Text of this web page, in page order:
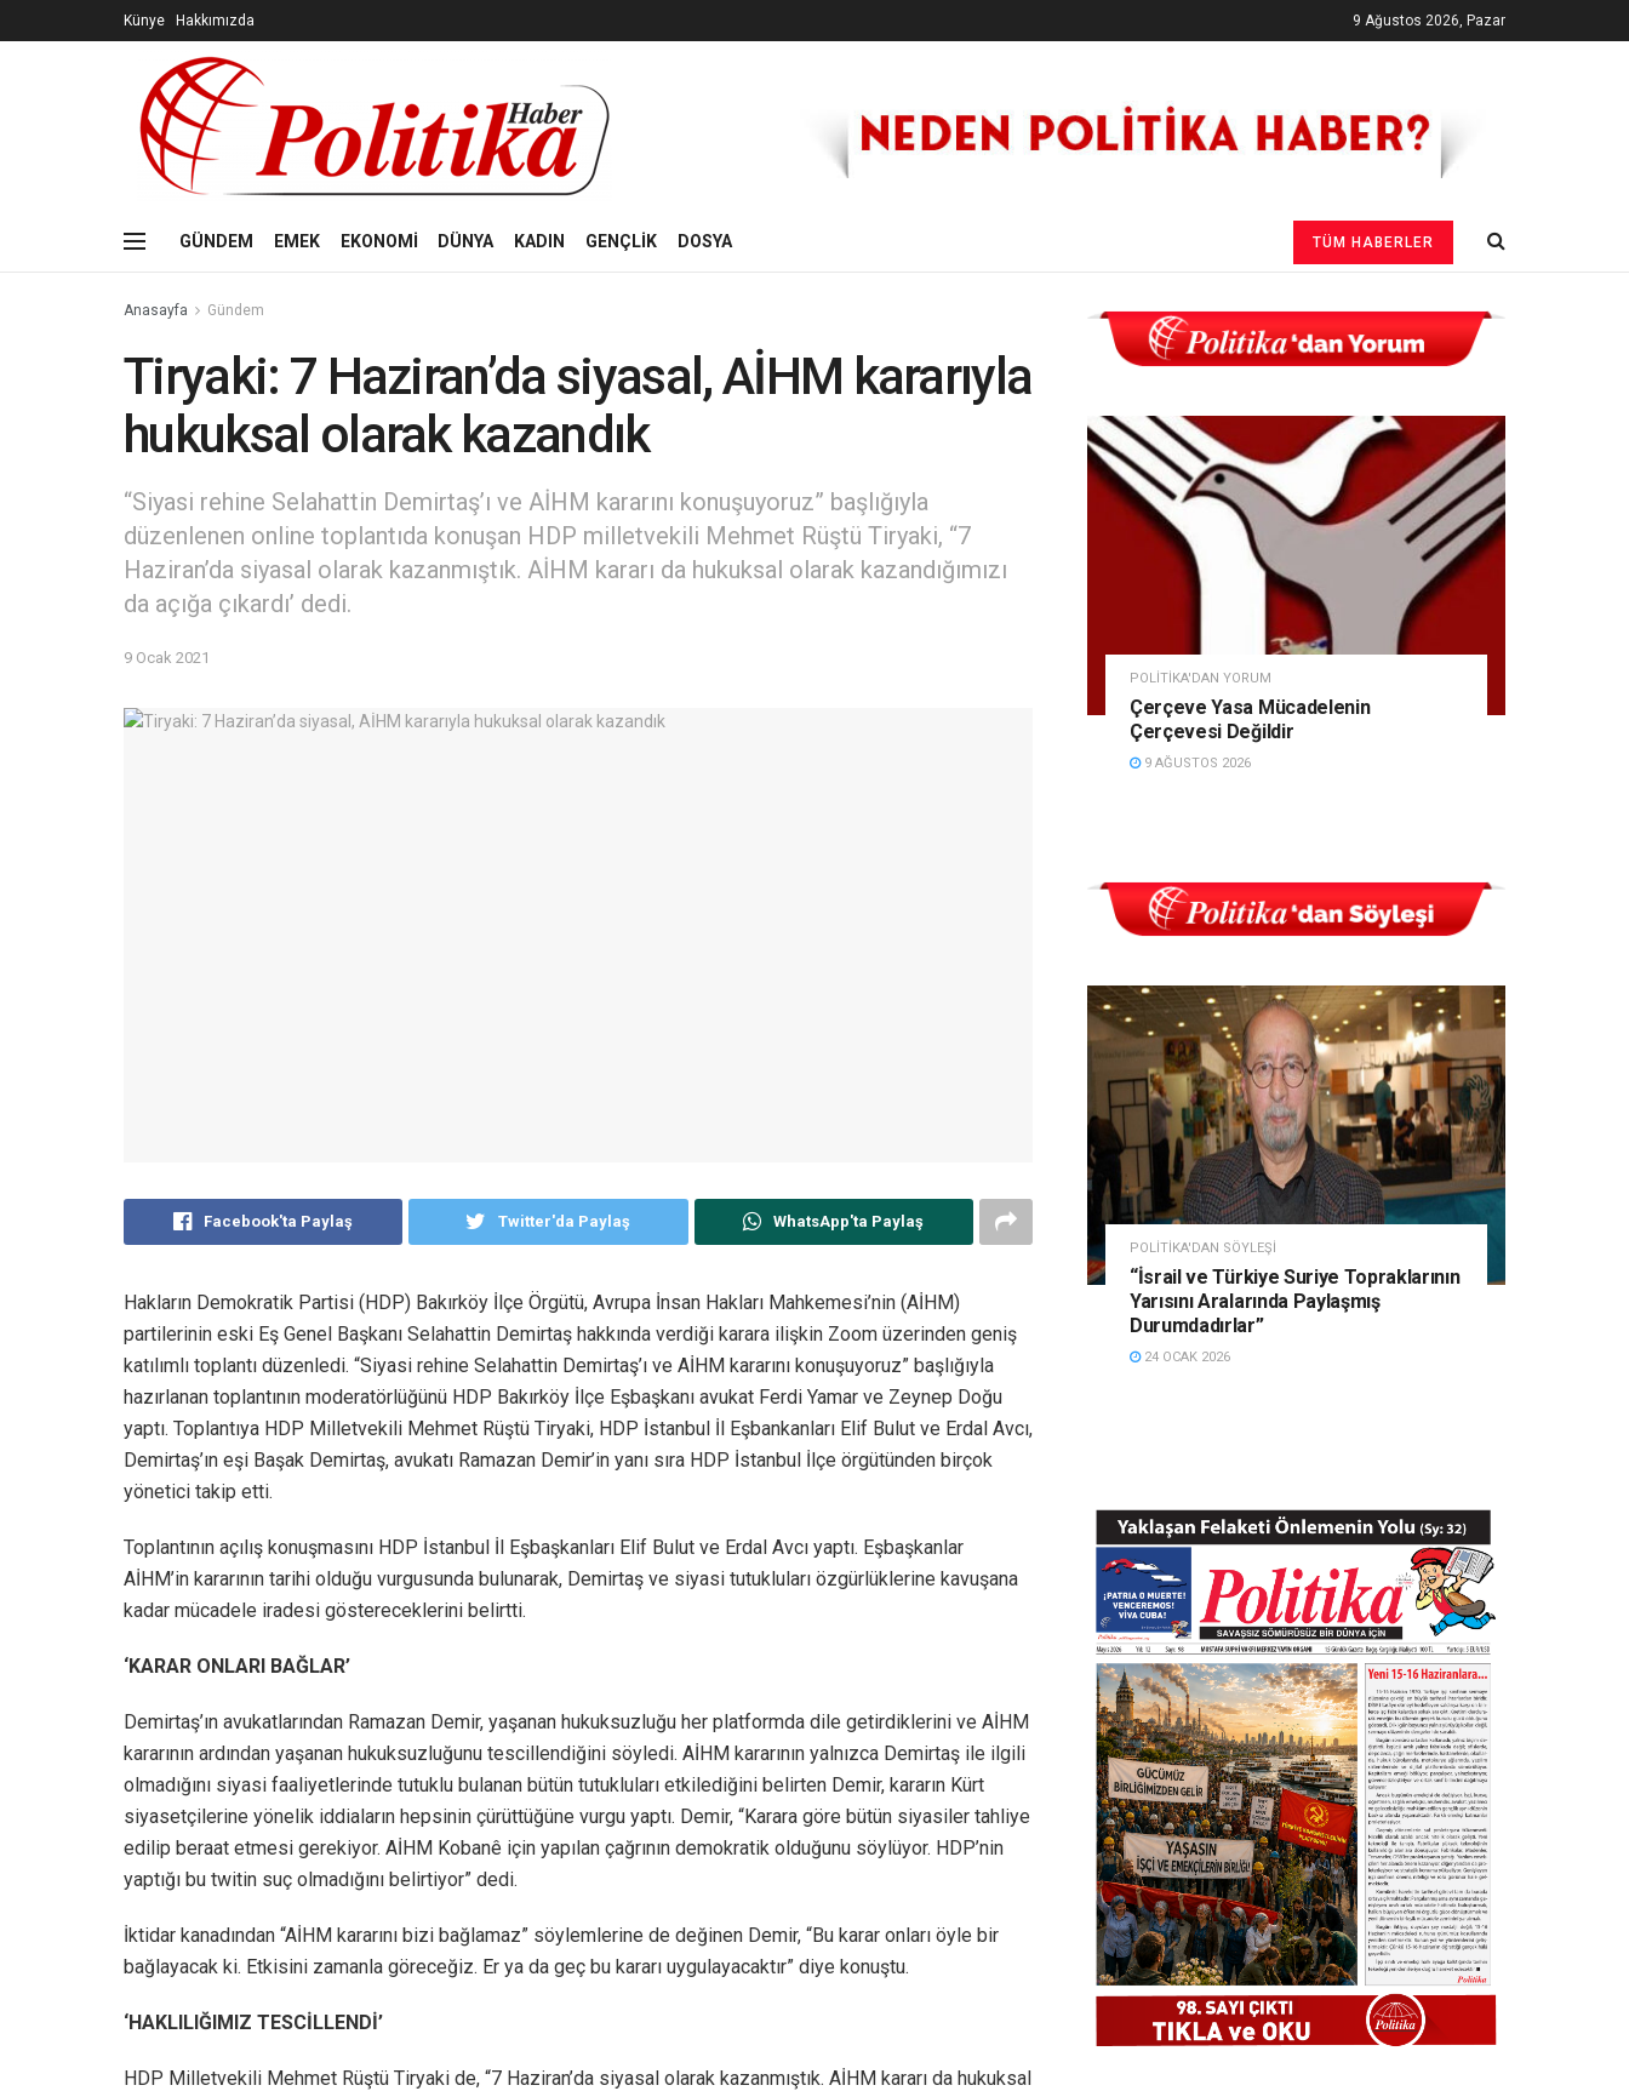
Künye Hakkımızda 9 Ağustos 2026, Pazar
GÜNDEM EMEK EKONOMİ DÜNYA KADIN GENÇLİK DOSYA TÜM HABERLER
Anasayfa Gündem
Tiryaki: 7 Haziran’da siyasal, AİHM kararıyla
hukuksal olarak kazandık
“Siyasi rehine Selahattin Demirtaş’ı ve AİHM kararını konuşuyoruz” başlığıyla
düzenlenen online toplantıda konuşan HDP milletvekili Mehmet Rüştü Tiryaki, “7
Haziran’da siyasal olarak kazanmıştık. AİHM kararı da hukuksal olarak kazandığımızı
da açığa çıkardı’ dedi.
9 Ocak 2021
Facebook'ta Paylaş Twitter'da Paylaş WhatsApp'ta Paylaş
Hakların Demokratik Partisi (HDP) Bakırköy İlçe Örgütü, Avrupa İnsan Hakları Mahkemesi’nin (AİHM)
partilerinin eski Eş Genel Başkanı Selahattin Demirtaş hakkında verdiği karara ilişkin Zoom üzerinden geniş
katılımlı toplantı düzenledi. “Siyasi rehine Selahattin Demirtaş’ı ve AİHM kararını konuşuyoruz” başlığıyla
hazırlanan toplantının moderatörlüğünü HDP Bakırköy İlçe Eşbaşkanı avukat Ferdi Yamar ve Zeynep Doğu
yaptı. Toplantıya HDP Milletvekili Mehmet Rüştü Tiryaki, HDP İstanbul İl Eşbankanları Elif Bulut ve Erdal Avcı,
Demirtaş’ın eşi Başak Demirtaş, avukatı Ramazan Demir’in yanı sıra HDP İstanbul İlçe örgütünden birçok
yönetici takip etti.
Toplantının açılış konuşmasını HDP İstanbul İl Eşbaşkanları Elif Bulut ve Erdal Avcı yaptı. Eşbaşkanlar
AİHM’in kararının tarihi olduğu vurgusunda bulunarak, Demirtaş ve siyasi tutukluları özgürlüklerine kavuşana
kadar mücadele iradesi göstereceklerini belirtti.
‘KARAR ONLARI BAĞLAR’
Demirtaş’ın avukatlarından Ramazan Demir, yaşanan hukuksuzluğu her platformda dile getirdiklerini ve AİHM
kararının ardından yaşanan hukuksuzluğunu tescillendiğini söyledi. AİHM kararının yalnızca Demirtaş ile ilgili
olmadığını siyasi faaliyetlerinde tutuklu bulanan bütün tutukluları etkilediğini belirten Demir, kararın Kürt
siyasetçilerine yönelik iddiaların hepsinin çürüttüğüne vurgu yaptı. Demir, “Karara göre bütün siyasiler tahliye
edilip beraat etmesi gerekiyor. AİHM Kobanê için yapılan çağrının demokratik olduğunu söylüyor. HDP’nin
yaptığı bu twitin suç olmadığını belirtiyor” dedi.
İktidar kanadından “AİHM kararını bizi bağlamaz” söylemlerine de değinen Demir, “Bu karar onları öyle bir
bağlayacak ki. Etkisini zamanla göreceğiz. Er ya da geç bu kararı uygulayacaktır” diye konuştu.
‘HAKLILIĞIMIZ TESCİLLENDİ’
HDP Milletvekili Mehmet Rüştü Tiryaki de, “7 Haziran’da siyasal olarak kazanmıştık. AİHM kararı da hukuksal
POLITIKA'DAN YORUM
Çerçeve Yasa Mücadelenin
Çerçevesi Değildir
9 AĞUSTOS 2026
POLITIKA'DAN SÖYLEŞI
“İsrail ve Türkiye Suriye Topraklarının
Yarısını Aralarında Paylaşmış
Durumdadırlar”
24 OCAK 2026